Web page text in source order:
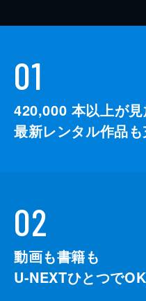
01
420,000 本以上が見
最新レンタル作品も
02
動画も書籍も
U-NEXTひとつでOK